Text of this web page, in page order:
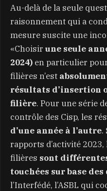
Au-delà de la seule
raisonnement qui a
mesure suscite une
«Choisir une seule
2024) en particulier
filières n’est
résultats d’insertion
filière. Pour une série
contrôle des Cisp, les
d’une année à l’autre.
rapports d’activité
filières sont
touchées sur base des
l’Interfédé, l’ASBL qui